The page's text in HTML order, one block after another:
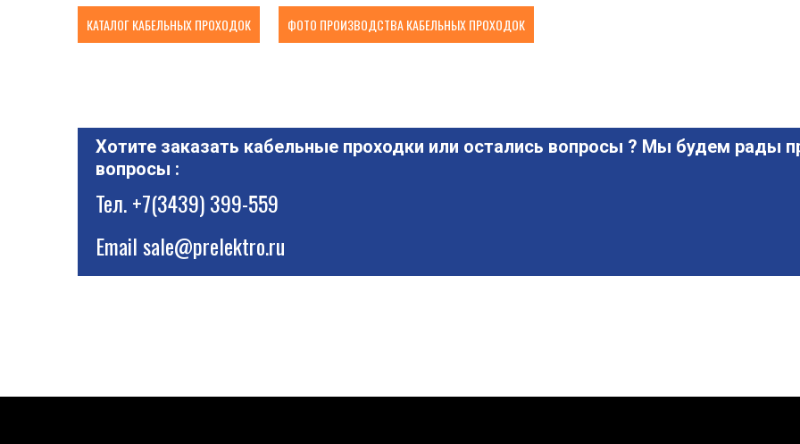
КАТАЛОГ КАБЕЛЬНЫХ ПРОХОДОК ФОТО ПРОИЗВОДСТВА КАБЕЛЬНЫХ ПРОХОДОК
Хотите заказать кабельные проходки или остались вопросы ? Мы будем рады
вопросы :
Тел.+7(3439) 399-559
Emailsale@prelektro.ru